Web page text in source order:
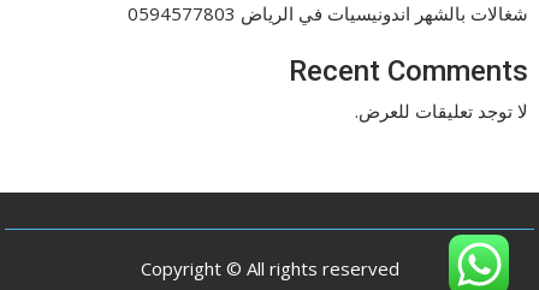
شغالات بالشهر اندونيسيات في الرياض 0594577803
Recent Comments
لا توجد تعليقات للعرض.
Copyright © All rights reserved